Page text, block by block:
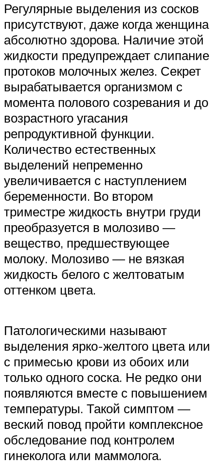
Регулярные выделения из сосков
присутствуют, даже когда женщина
абсолютно здорова. Наличие этой
жидкости предупреждает слипание
протоков молочных желез. Секрет
вырабатывается организмом с
момента полового созревания и до
возрастного угасания
репродуктивной функции.
Количество естественных
выделений непременно
увеличивается с наступлением
беременности. Во втором
триместре жидкость внутри груди
преобразуется в молозиво —
вещество, предшествующее
молоку. Молозиво — не вязкая
жидкость белого с желтоватым
оттенком цвета.
Патологическими называют
выделения ярко-желтого цвета или
с примесью крови из обоих или
только одного соска. Не редко они
появляются вместе с повышением
температуры. Такой симптом —
веский повод пройти комплексное
обследование под контролем
гинеколога или маммолога.